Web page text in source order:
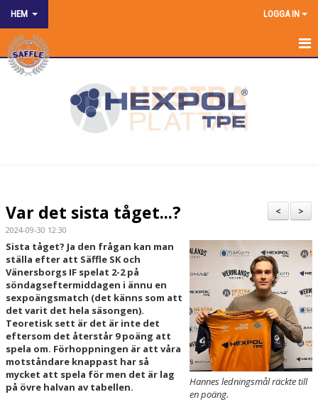
HEM LOGGA IN
HEM
KALENDER
BILDGALLERI
DOKUMENT
MATCHER
VÅRA LAG/TRÄNARE
>
<
Var det sista tåget...?
2024-09-30 12:30
Hannes ledningsmål räckte till
en poäng.
Sista tåget? Ja den frågan kan man
ställa efter att Säffle SK och
Vänersborgs IF spelat 2-2 på
söndagseftermiddagen i ännu en
sexpoängsmatch (det känns som att
det varit det hela säsongen).
Teoretisk sett är det är inte det
eftersom det återstår 9 poäng att
spela om. Förhoppningen är att våra
motståndare knappast har så
mycket att spela för men det är lag
på övre halvan av tabellen.